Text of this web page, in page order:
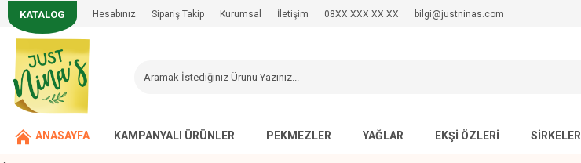
KATALOG Hesabınız Sipariş Takip Kurumsal İletişim 08XX XXX XX XX bilgi@justninas.com
ANASAYFA KAMPANYALI ÜRÜNLER PEKMEZLER YAĞLAR EKŞI ÖZLERI SIRKELER